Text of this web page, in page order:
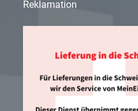
Reklamation